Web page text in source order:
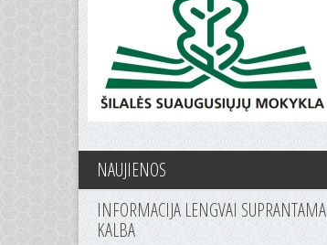
NAUJIENOS
INFORMACIJA LENGVAI SUPRANTAMA
KALBA